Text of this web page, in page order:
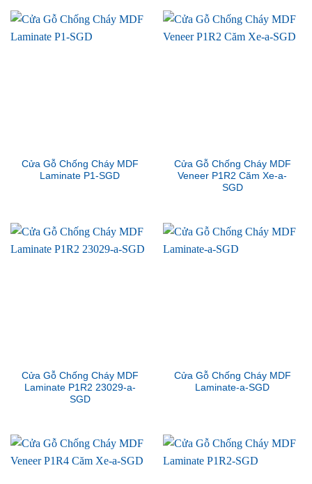
Cửa Gỗ Chống Cháy MDF
Laminate P1-SGD
Cửa Gỗ Chống Cháy MDF
Veneer P1R2 Căm Xe-a-
SGD
Cửa Gỗ Chống Cháy MDF
Laminate P1R2 23029-a-
SGD
Cửa Gỗ Chống Cháy MDF
Laminate-a-SGD